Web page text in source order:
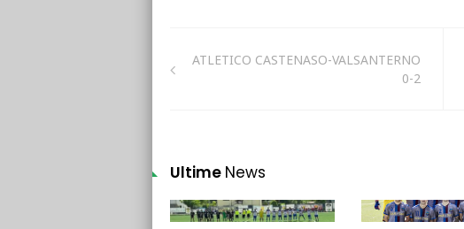
ATLETICO CASTENASO-VALSANTERNO
0-2
Ultime News